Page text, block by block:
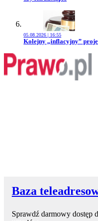
05.08.2026 | 16:55
Przejdź do artykułu:
Kolejny „inflacyjny”
Baza
Sprawdź darmowy dostęp